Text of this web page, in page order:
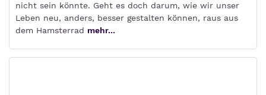
nicht sein könnte. Geht es doch darum, wie wir unser
Leben neu, anders, besser gestalten können, raus aus
dem Hamsterrad mehr...